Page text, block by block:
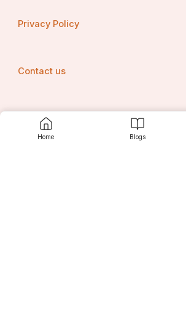
Home Blogs
Privacy Policy
Contact us
Srujanee